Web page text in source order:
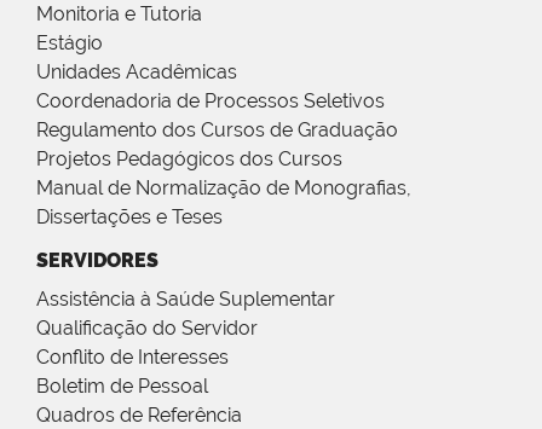
Monitoria e Tutoria
Estágio
Unidades Acadêmicas
Coordenadoria de Processos Seletivos
Regulamento dos Cursos de Graduação
Projetos Pedagógicos dos Cursos
Manual de Normalização de Monografias,
Dissertações e Teses
SERVIDORES
Assistência à Saúde Suplementar
Qualificação do Servidor
Conflito de Interesses
Boletim de Pessoal
Quadros de Referência